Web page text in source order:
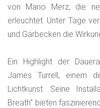
von Mario Merz, die
erleuchtet. Unter Tage
und Gärbecken die
Ein Highlight der
James Turrell, einem
Lichtkunst. Seine
Breath" bieten